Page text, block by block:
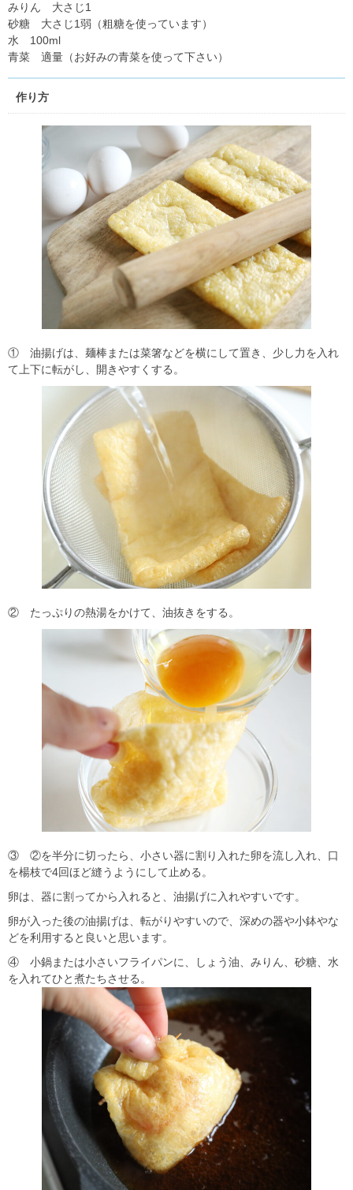
みりん 大さじ1
砂糖 大さじ1弱（粗糖を使っています）
水 100ml
青菜 適量（お好みの青菜を使って下さい）
作り方
① 油揚げは、麺棒または菜箸などを横にして置き、少し力を入れ
て上下に転がし、開きやすくする。
② たっぷりの熱湯をかけて、油抜きをする。
③ ②を半分に切ったら、小さい器に割り入れた卵を流し入れ、口
を楊枝で4回ほど縫うようにして止める。
卵は、器に割ってから入れると、油揚げに入れやすいです。
卵が入った後の油揚げは、転がりやすいので、深めの器や小鉢やな
どを利用すると良いと思います。
④ 小鍋または小さいフライパンに、しょう油、みりん、砂糖、水
を入れてひと煮たちさせる。